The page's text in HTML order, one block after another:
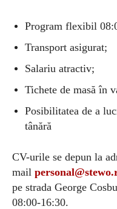
Program flexibil
Transport asigurat;
Salariu atractiv;
Tichete de masă în
Posibilitatea de a
tânără
CV-urile se depun la
mail
pe strada George
08:00-16:30.